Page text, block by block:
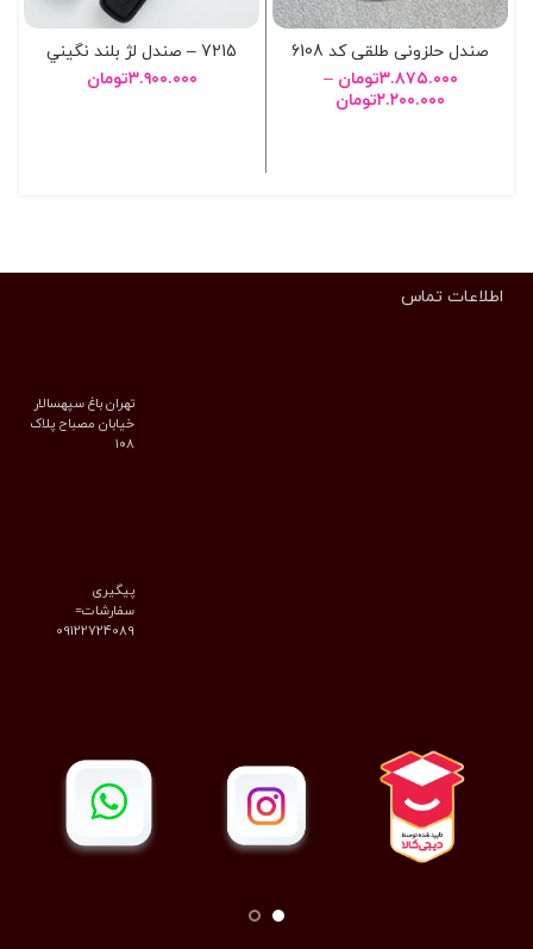
صندل حلزونی طلقی کد 6108
۳.۸۷۵.۰۰۰تومان –
۲.۲۰۰.۰۰۰تومان
7215 – صندل لژ بلند نگيني
۳.۹۰۰.۰۰۰تومان
اطلاعات تماس
تهران باغ سپهسالار
خیابان مصباح پلاک
۱۰۸
پیگیری
سفارشات=
09122724089